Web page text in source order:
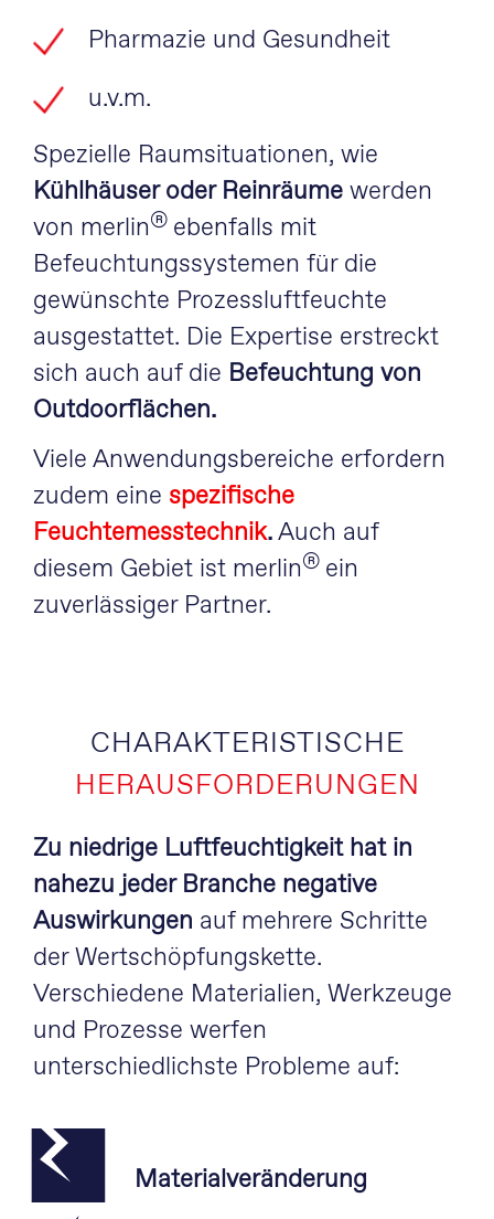
Pharmazie und Gesundheit
u.v.m.
Spezielle Raumsituationen, wie
Kühlhäuser oder Reinräumewerden
von merlin® ebenfalls mit
Befeuchtungssystemen für die
gewünschte Prozessluftfeuchte
ausgestattet. Die Expertise erstreckt
sich auch auf die Befeuchtung von
Outdoorflächen.
Viele Anwendungsbereiche erfordern
zudem eine spezifische
Feuchtemesstechnik.Auch auf
diesem Gebiet ist merlin® ein
zuverlässiger Partner.
CHARAKTERISTISCHE
HERAUSFORDERUNGEN
Zu niedrige Luftfeuchtigkeit hat in
nahezu jeder Branche negative
Auswirkungen auf mehrere Schritte
der Wertschöpfungskette.
Verschiedene Materialien, Werkzeuge
und Prozesse werfen
unterschiedlichste Probleme auf:
Materialveränderung